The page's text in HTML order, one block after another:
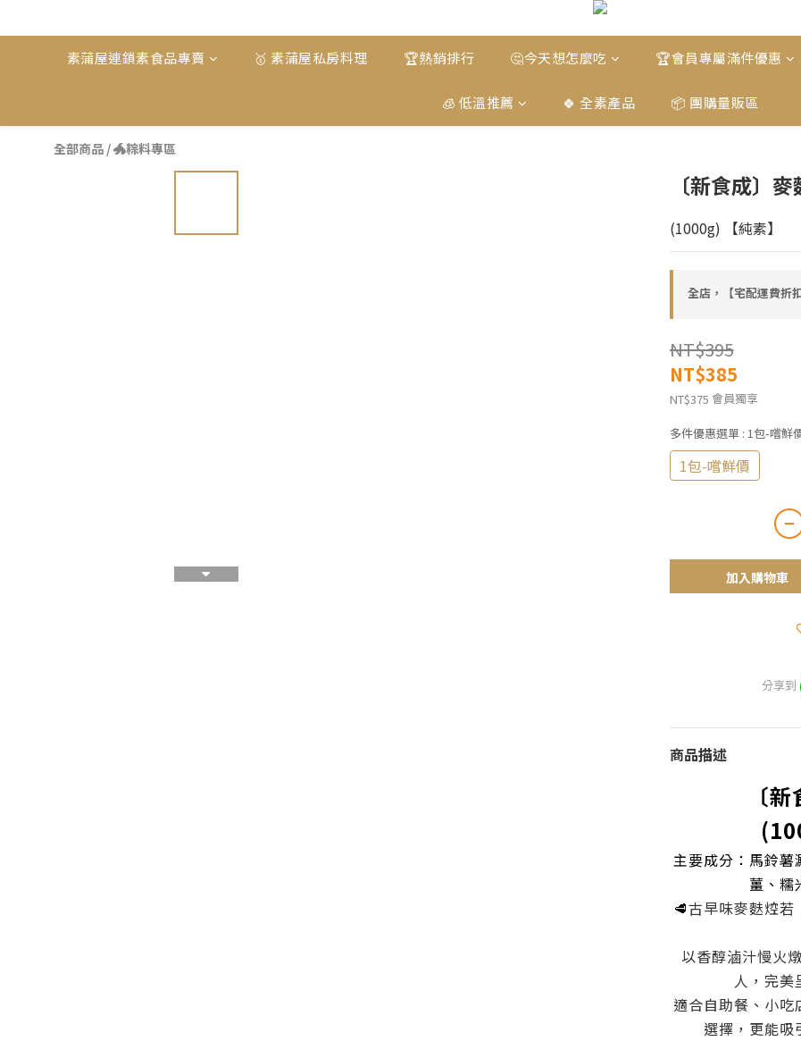
素蒲屋連鎖素食品專賣 🥇 素蒲屋私房料理 🏆熱銷排行 🤔今天想怎麼吃 🏆會員專屬滿件優惠
🧊 低溫推薦 🍀 全素產品 📦 團購量販區
全部商品 /🐲粽料專區
〔新食成〕
(1000g) 【純素】
全店，【宅配運費折
NT$395
NT$385
NT$375 會員獨享
多件優惠選單 : 1包-嚐鮮
1包-嚐鮮價
加入購物車
分享到
商品描述
〔
主要成分：馬鈴薯
薑、糯
🥩古早味麥麩焢若
以香醇滷汁慢火
人，完美
適合自助餐、小
選擇，更能吸